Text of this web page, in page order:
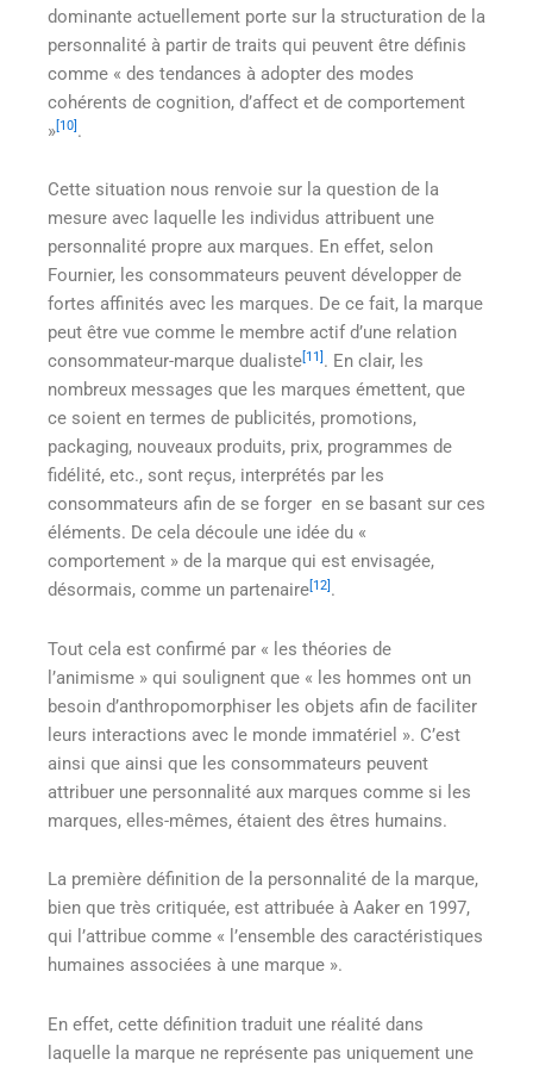
dominante actuellement porte sur la structuration de la
personnalité à partir de traits qui peuvent être définis
comme « des tendances à adopter des modes
cohérents de cognition, d’affect et de comportement
»[10] .
Cette situation nous renvoie sur la question de la
mesure avec laquelle les individus attribuent une
personnalité propre aux marques. En effet, selon
Fournier, les consommateurs peuvent développer de
fortes affinités avec les marques. De ce fait, la marque
peut être vue comme le membre actif d’une relation
consommateur-marque dualiste[11] . En clair, les
nombreux messages que les marques émettent, que
ce soient en termes de publicités, promotions,
packaging, nouveaux produits, prix, programmes de
fidélité, etc., sont reçus, interprétés par les
consommateurs afin de se forger en se basant sur ces
éléments. De cela découle une idée du «
comportement » de la marque qui est envisagée,
désormais, comme un partenaire[12] .
Tout cela est confirmé par « les théories de
l’animisme » qui soulignent que « les hommes ont un
besoin d’anthropomorphiser les objets afin de faciliter
leurs interactions avec le monde immatériel ». C’est
ainsi que ainsi que les consommateurs peuvent
attribuer une personnalité aux marques comme si les
marques, elles-mêmes, étaient des êtres humains.
La première définition de la personnalité de la marque,
bien que très critiquée, est attribuée à Aaker en 1997,
qui l’attribue comme « l’ensemble des caractéristiques
humaines associées à une marque ».
En effet, cette définition traduit une réalité dans
laquelle la marque ne représente pas uniquement une